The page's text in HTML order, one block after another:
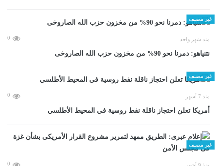
غير مصنف
منذ شهر واحد 0
نتنياهو: دمرنا نحو 90% من مخزون حزب الله الصاروخى
غير مصنف
منذ 7 أشهر 0
أمريكا تعلن احتجاز ناقلة نفط روسية في المحيط الأطلسي
غير مصنف
0